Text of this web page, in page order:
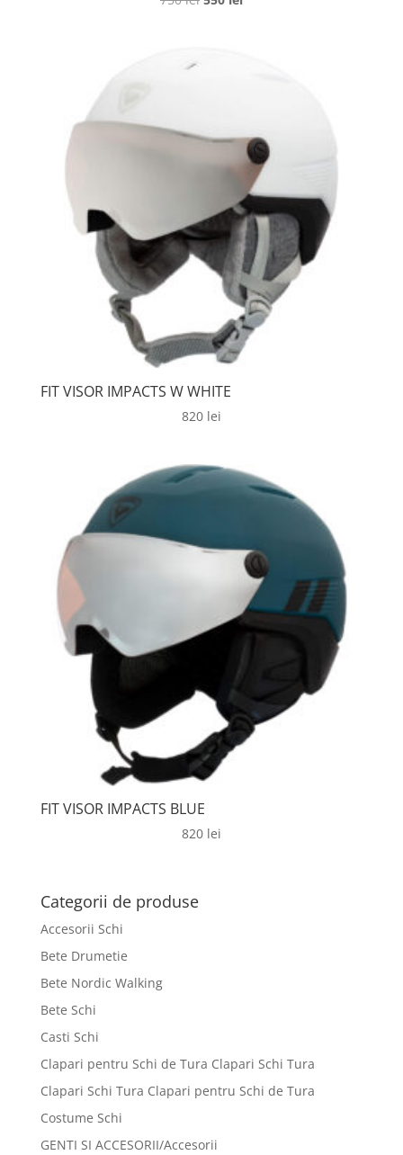
FIT VISOR IMPACTS W WHITE
820 lei
FIT VISOR IMPACTS BLUE
820 lei
Categorii de produse
Accesorii Schi
Bete Drumetie
Bete Nordic Walking
Bete Schi
Casti Schi
Clapari pentru Schi de Tura Clapari Schi Tura
Clapari Schi Tura Clapari pentru Schi de Tura
Costume Schi
GENTI SI ACCESORII/Accesorii